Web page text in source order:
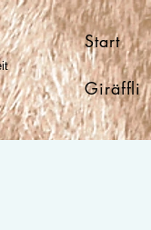
Start
Giräffli